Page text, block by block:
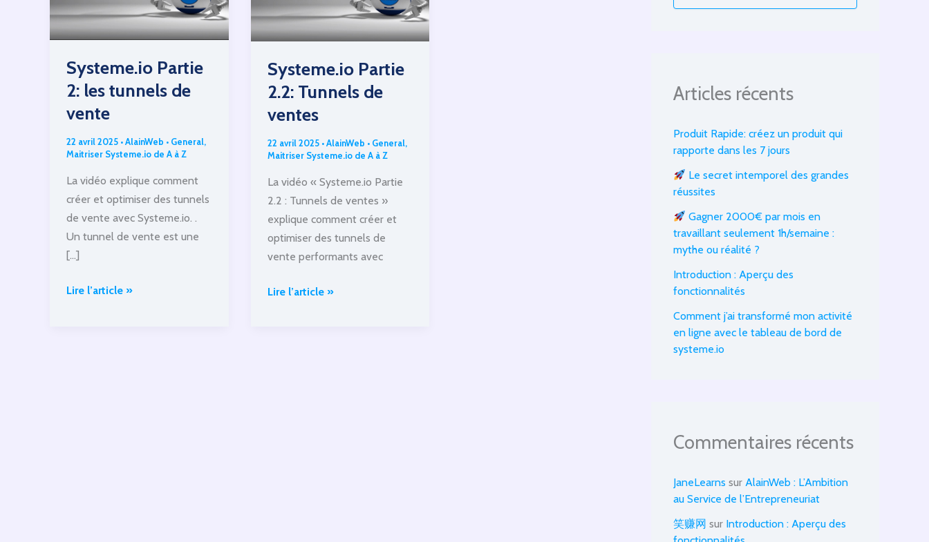
Systeme.io Partie
2: les tunnels de
vente
22 avril 2025 •AlainWeb • General,
Maitriser Systeme.io de A à Z
La vidéo explique comment
créer et optimiser des tunnels
de vente avec Systeme.io. .
Un tunnel de vente est une
[…]
Systeme.io
Lire l’article »
Systeme.io Partie
2.2: Tunnels de
ventes
22 avril 2025 •AlainWeb • General,
Maitriser Systeme.io de A à Z
La vidéo « Systeme.io Partie
2.2 : Tunnels de ventes »
explique comment créer et
optimiser des tunnels de
vente performants avec
Systeme.io
Lire l’article »
Articles récents
Produit Rapide: créez un produit qui
rapporte dans les 7 jours
Le secret intemporel des grandes
réussites
Gagner 2000€ par mois en
travaillant seulement 1h/semaine :
mythe ou réalité ?
Introduction : Aperçu des
fonctionnalités
Comment j’ai transformé mon activité
en ligne avec le tableau de bord de
systeme.io
Commentaires récents
JaneLearns sur AlainWeb : L’Ambition
au Service de l’Entrepreneuriat
笑赚网 sur Introduction : Aperçu des